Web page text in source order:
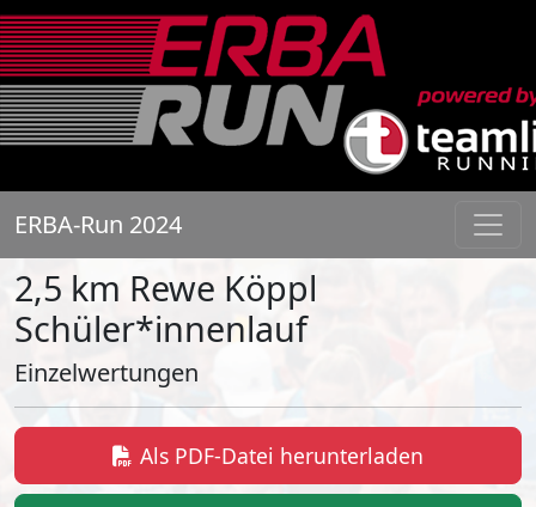
ERBA-Run 2024
2,5 km Rewe Köppl
Schüler*innenlauf
Einzelwertungen
Als PDF-Datei herunterladen